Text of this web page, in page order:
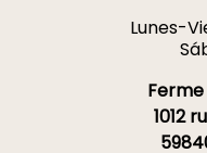
Lunes-
1012